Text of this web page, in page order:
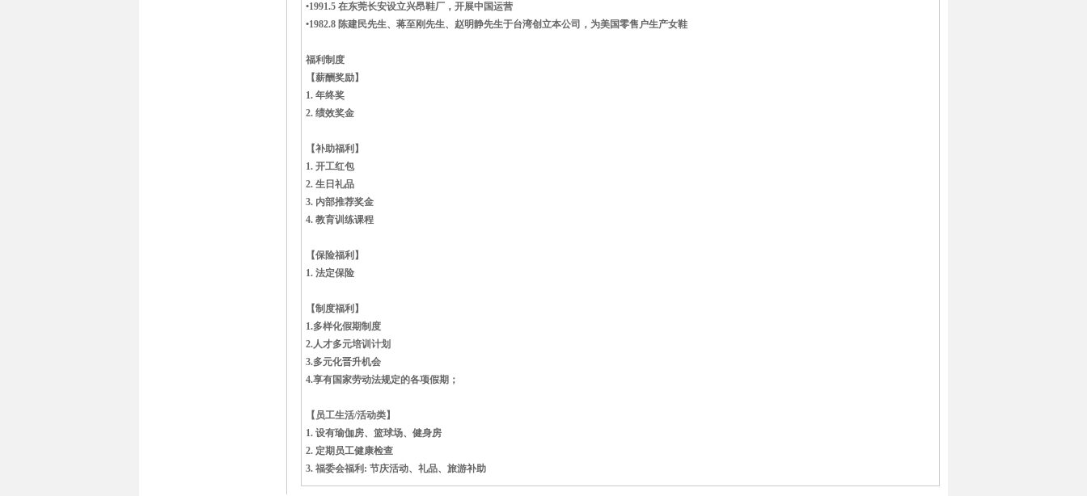
•1991.5 在东莞长安设立兴昂鞋厂，开展中国运营
•1982.8 陈建民先生、蒋至刚先生、赵明静先生于台湾创立本公司，为美国零售户生产女鞋
福利制度
【薪酬奖励】
1. 年终奖
2. 绩效奖金
【补助福利】
1. 开工红包
2. 生日礼品
3. 内部推荐奖金
4. 教育训练课程
【保险福利】
1. 法定保险
【制度福利】
1.多样化假期制度
2.人才多元培训计划
3.多元化晋升机会
4.享有国家劳动法规定的各项假期；
【员工生活/活动类】
1. 设有瑜伽房、篮球场、健身房
2. 定期员工健康检查
3. 福委会福利: 节庆活动、礼品、旅游补助